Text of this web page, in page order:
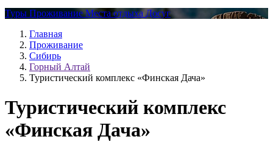
Туры ПроживаниеМеста отдыха Досуг
Главная
Проживание
Сибирь
Горный Алтай
Туристический комплекс «Финская Дача»
Туристический комплекс
«Финская Дача»